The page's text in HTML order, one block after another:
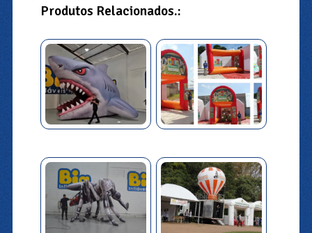
Produtos Relacionados.: